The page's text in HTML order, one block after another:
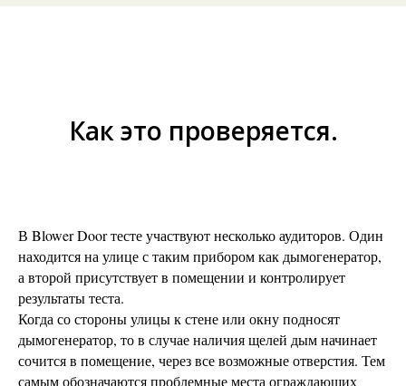
Как это проверяется.
В Blower Door тесте участвуют несколько аудиторов. Один
находится на улице с таким прибором как дымогенератор,
а второй присутствует в помещении и контролирует
результаты теста.
Когда со стороны улицы к стене или окну подносят
дымогенератор, то в случае наличия щелей дым начинает
сочится в помещение, через все возможные отверстия. Тем
самым обозначаются проблемные места ограждающих